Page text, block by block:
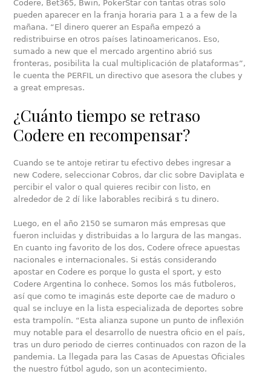
Codere, Bet365, Bwin, PokerStar con tantas otras solo
pueden aparecer en la franja horaria para 1 a a few de la
mañana. “El dinero querer an España empezó a
redistribuirse en otros países latinoamericanos. Eso,
sumado a new que el mercado argentino abrió sus
fronteras, posibilita la cual multiplicación de plataformas”,
le cuenta the PERFIL un directivo que asesora the clubes y
a great empresas.
¿Cuánto tiempo se retraso
Codere en recompensar?
Cuando se te antoje retirar tu efectivo debes ingresar a
new Codere, seleccionar Cobros, dar clic sobre Daviplata e
percibir el valor o qual quieres recibir con listo, en
alrededor de 2 dí like laborables recibirá s tu dinero.
Luego, en el año 2150 se sumaron más empresas que
fueron incluidas y distribuidas a lo largura de las mangas.
En cuanto ing favorito de los dos, Codere ofrece apuestas
nacionales e internacionales. Si estás considerando
apostar en Codere es porque lo gusta el sport, y esto
Codere Argentina lo conhece. Somos los más futboleros,
así que como te imaginás este deporte cae de maduro o
qual se incluye en la lista especializada de deportes sobre
esta trampolín. “Esta alianza supone un punto de inflexión
muy notable para el desarrollo de nuestra oficio en el país,
tras un duro periodo de cierres continuados con razon de la
pandemia. La llegada para las Casas de Apuestas Oficiales
the nuestro fútbol agudo, son un acontecimiento.